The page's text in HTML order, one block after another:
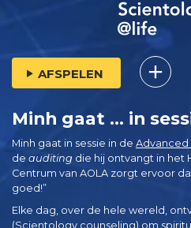
AFSPELEN
Minh gaat ... in
Minh gaat in sessie in de Advanced
de auditing die hij ontvangt in het
Centrum van AOLA zorgt ervoor
goed!”
Elke dag, over de hele wereld,
(Scientology counseling) om